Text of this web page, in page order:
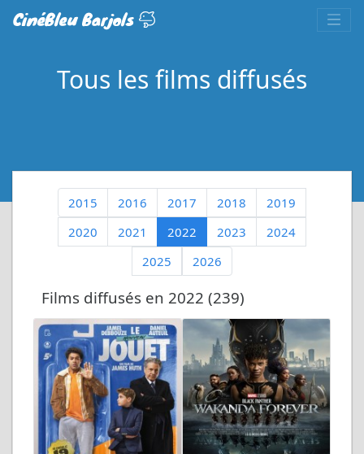
CinéBleu Barjols
Tous les films diffusés
2015 2016 2017 2018
2019
2020
2021 2022 2023
2024
2025
2026
Films diffusés en 2022 (239)